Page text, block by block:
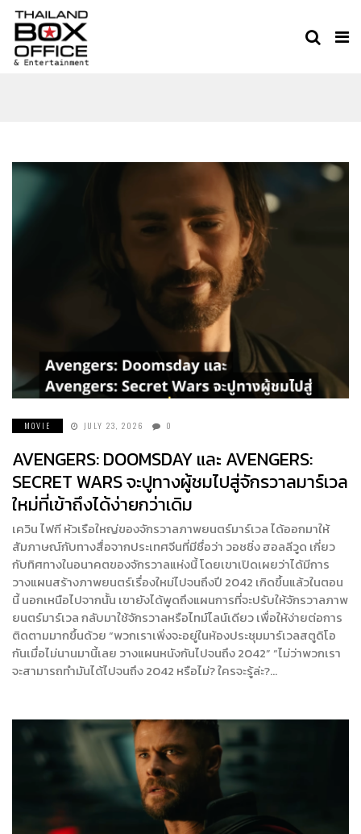
AVENGERS: DOOMSDAY
MOVIE JULY 23, 2026 0
AVENGERS: DOOMSDAY และ AVENGERS:
SECRET WARS จะปูทางผู้ชมไปสู่จักรวาลมาร์เวล
ใหม่ที่เข้าถึงได้ง่ายกว่าเดิม
เควิน ไฟกี หัวเรือใหญ่ของจักรวาลภาพยนตร์มาร์เวล ได้ออกมาให้
สัมภาษณ์กับทางสื่อจากประเทศจีนที่มีชื่อว่า วอชชิ่ง ฮอลลีวูด เกี่ยว
กับทิศทางในอนาคตของจักรวาลแห่งนี้ โดยเขาเปิดเผยว่าได้มีการ
วางแผนสร้างภาพยนตร์เรื่องใหม่ไปจนถึงปี 2042 เกิดขึ้นแล้วในตอน
นี้ นอกเหนือไปจากนั้น เขายังได้พูดถึงแผนการที่จะปรับให้จักรวาลภาพ
ยนตร์มาร์เวล กลับมาใช้จักรวาลหรือไทม์ไลน์เดียว เพื่อให้ง่ายต่อการ
ติดตามมากขึ้นด้วย “พวกเราเพิ่งจะอยู่ในห้องประชุมมาร์เวลสตูดิโอ
กันเมื่อไม่นานมานี้เลย วางแผนหนังกันไปจนถึง 2042” “ไม่ว่าพวกเรา
จะสามารถทำมันได้ไปจนถึง 2042 หรือไม่? ใครจะรู้ล่ะ?…